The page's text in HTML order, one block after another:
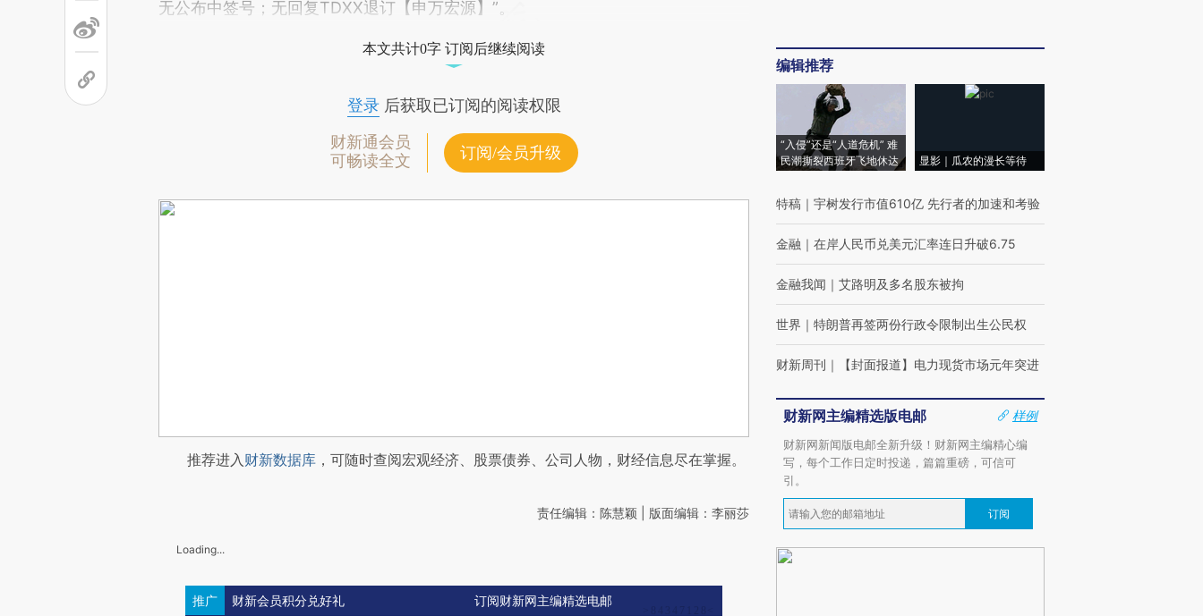
无公布中签号；无回复TDXX退订【申万宏源】”。
本文共计0字 订阅后继续阅读
登录后获取已订阅的阅读权限
财新通会员
可畅读全文
订阅/会员升级
推荐进入财新数据库 ，可随时查阅宏观经济、股票债券、公司人物，财经信息尽在掌握。
责任编辑：陈慧颖 | 版面编辑：李丽莎
Loading...
推广 财新会员积分兑好礼 订阅财新网主编精选电邮
编辑推荐
“入侵”还是“人道危机” 难
民潮撕裂西班牙飞地休达
显影｜瓜农的漫长等待
特稿 ｜ 宇树发行市值610亿 先行者的加速和考验
金融 ｜ 在岸人民币兑美元汇率连日升破6.75
金融我闻 ｜ 艾路明及多名股东被拘
世界 ｜ 特朗普再签两份行政令限制出生公民权
财新周刊 ｜ 【封面报道】电力现货市场元年突进
财新网主编精选版电邮
样例
财新网新闻版电邮全新升级！财新网主编精心编
写，每个工作日定时投递，篇篇重磅，可信可
引。
订阅